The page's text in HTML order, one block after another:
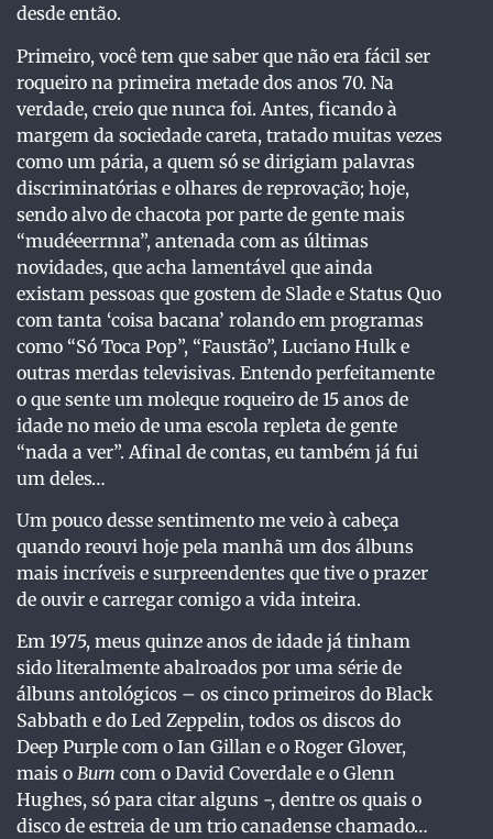
desde então.
Primeiro, você tem que saber que não era fácil ser
roqueiro na primeira metade dos anos 70. Na
verdade, creio que nunca foi. Antes, ficando à
margem da sociedade careta, tratado muitas vezes
como um pária, a quem só se dirigiam palavras
discriminatórias e olhares de reprovação; hoje,
sendo alvo de chacota por parte de gente mais
“mudéeerrnna”, antenada com as últimas
novidades, que acha lamentável que ainda
existam pessoas que gostem de Slade e Status Quo
com tanta ‘coisa bacana’ rolando em programas
como “Só Toca Pop”, “Faustão”, Luciano Hulk e
outras merdas televisivas. Entendo perfeitamente
o que sente um moleque roqueiro de 15 anos de
idade no meio de uma escola repleta de gente
“nada a ver”. Afinal de contas, eu também já fui
um deles…
Um pouco desse sentimento me veio à cabeça
quando reouvi hoje pela manhã um dos álbuns
mais incríveis e surpreendentes que tive o prazer
de ouvir e carregar comigo a vida inteira.
Em 1975, meus quinze anos de idade já tinham
sido literalmente abalroados por uma série de
álbuns antológicos – os cinco primeiros do Black
Sabbath e do Led Zeppelin, todos os discos do
Deep Purple com o Ian Gillan e o Roger Glover,
mais o Burn com o David Coverdale e o Glenn
Hughes, só para citar alguns -, dentre os quais o
disco de estreia de um trio canadense chamado…